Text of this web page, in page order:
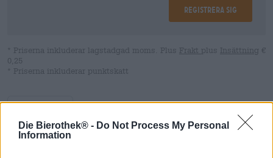
Die Bierothek® - Do Not Process My Personal
Information
Registrera sig
* Priserna inkluderar lagstadgad moms. Plus Frakt plus Insättning €
0,25
* Priserna inkluderar punktskatt